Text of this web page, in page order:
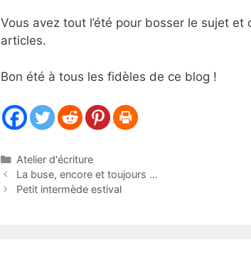
Vous avez tout l’été pour bosser le sujet
articles.
Bon été à tous les fidèles de ce blog !
Catégories
Atelier d'écriture
La buse, encore et toujours …
Petit intermède estival